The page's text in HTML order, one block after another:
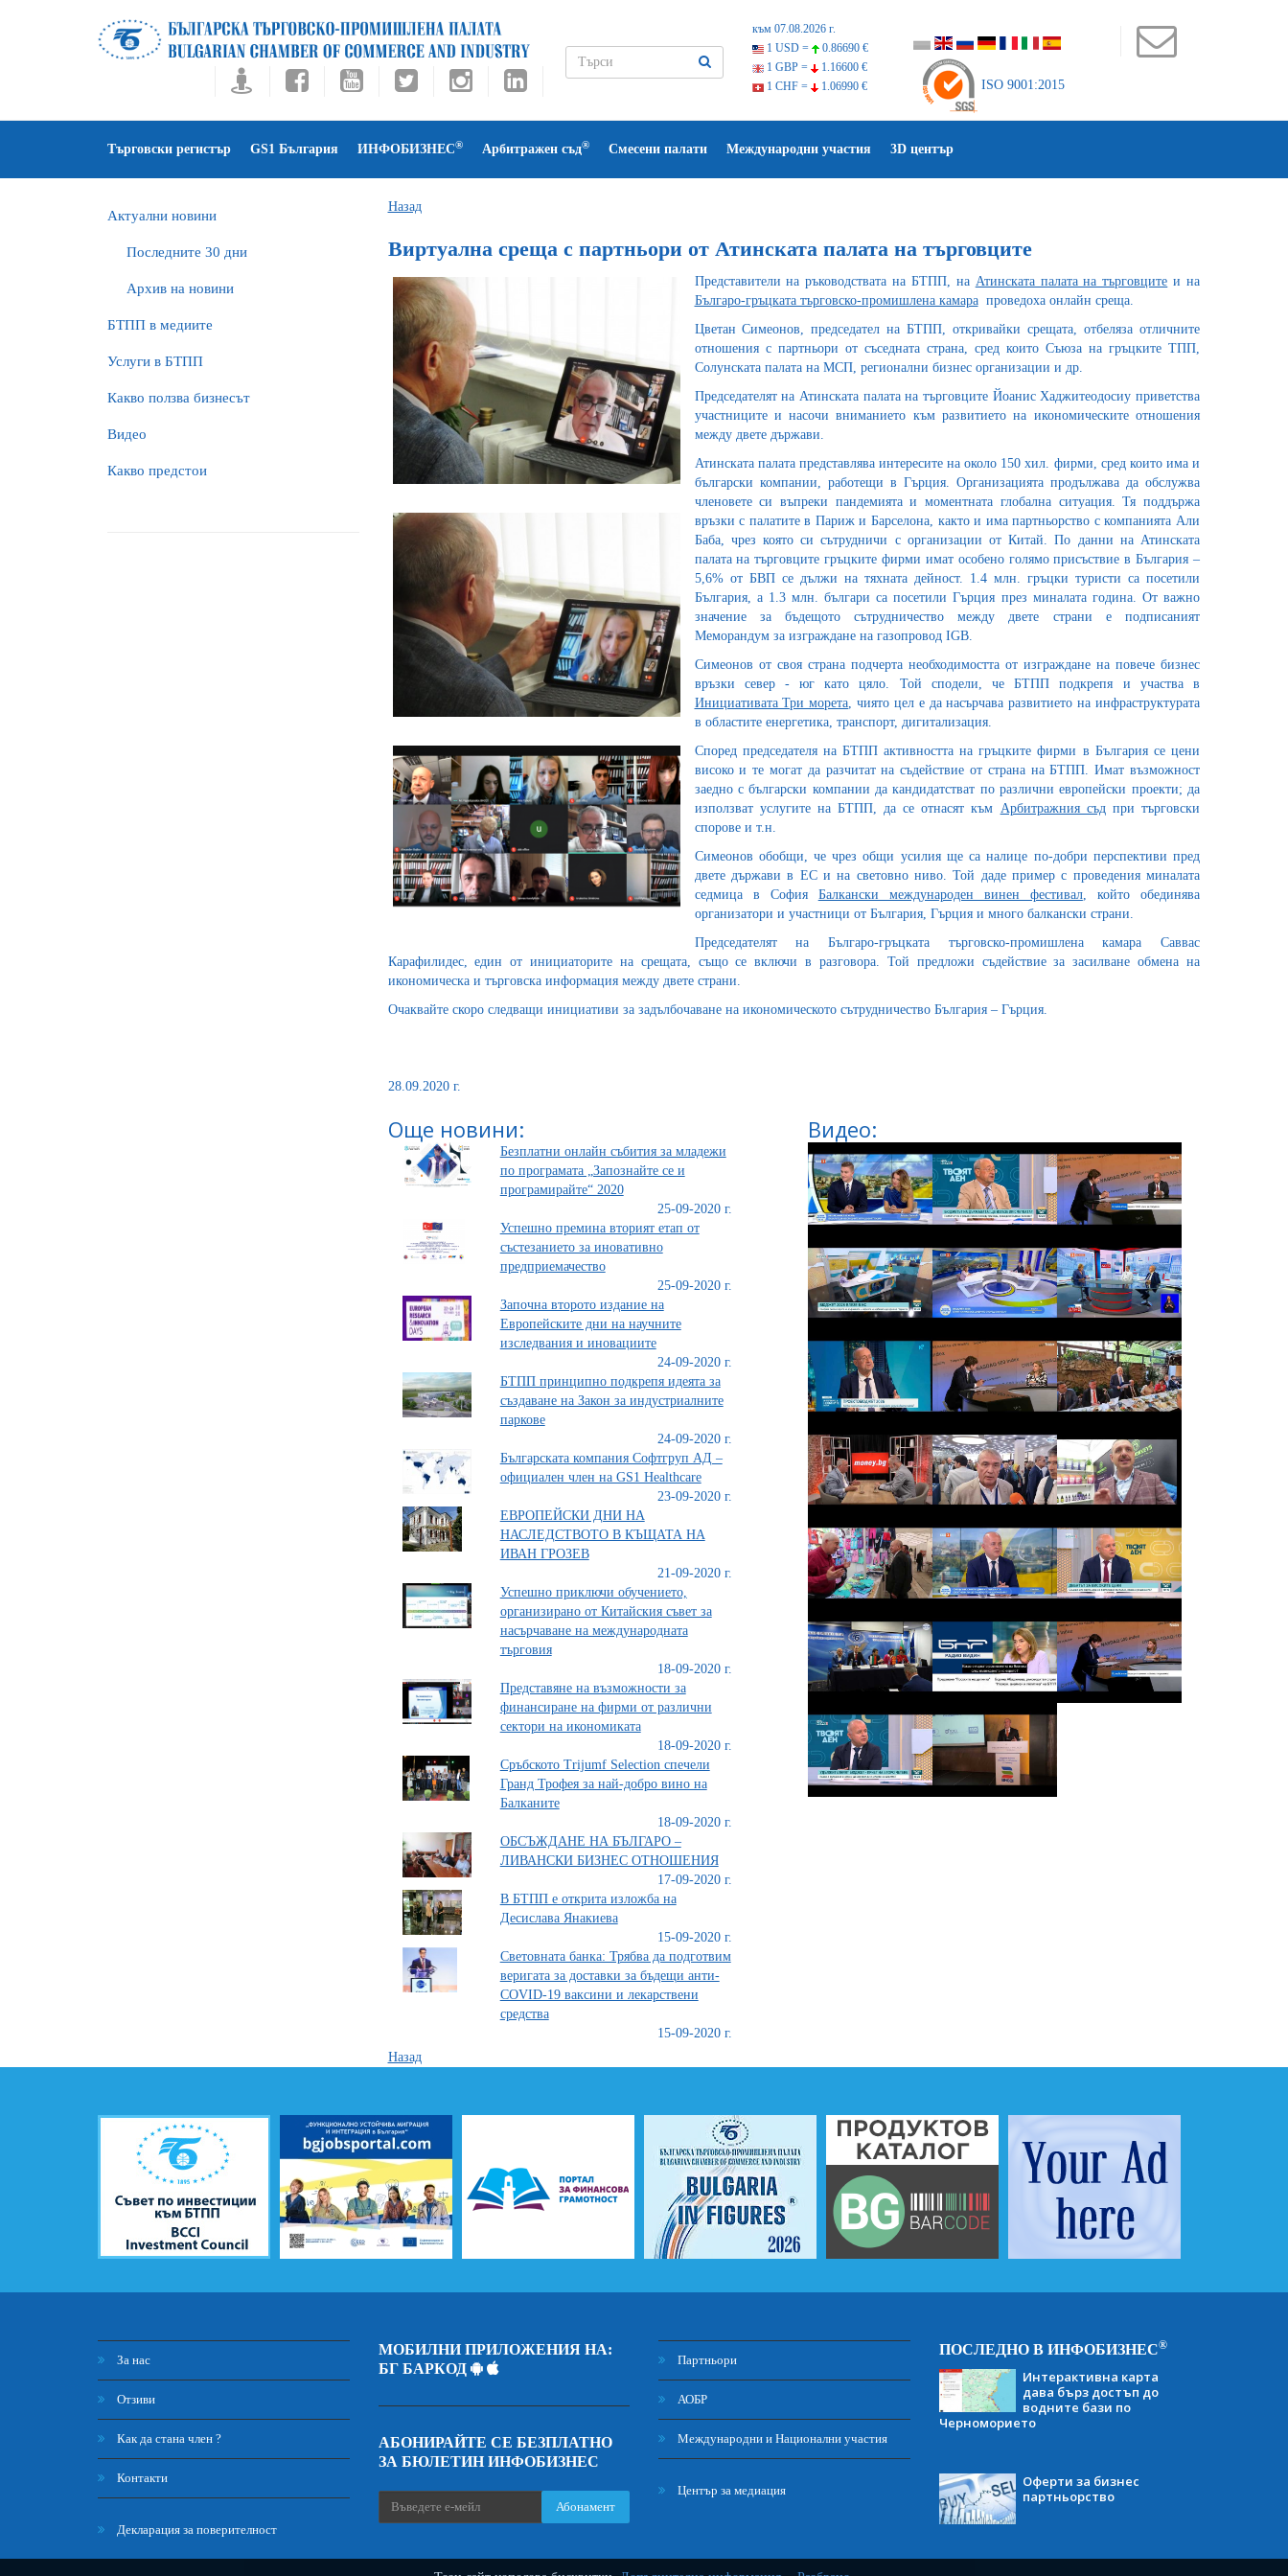
към 07.08.2026 г.
1 USD =
0.86690 €
1 GBP =
1.16600 €
1 CHF =
1.06990 € ISO 9001:2015
Търговски регистър GS1 България ИНФОБИЗНЕС® Арбитражен съд® Смесени палати Международни участия 3D център
Актуални новини
Последните 30 дни
Архив на новини
БTПП в медиите
Услуги в БТПП
Какво ползва бизнесът
Видео
Какво предстои
Назад
Виртуална среща с партньори от Атинската палата на търговците
Представители на ръководствата на БТПП, на Атинската палата на търговците и на
Българо-гръцката търговско-промишлена камарапроведоха онлайн среща.
Цветан Симеонов, председател на БТПП, откривайки срещата, отбеляза отличните
отношения с партньори от съседната страна, сред които Съюза на гръцките ТПП,
Солунската палата на МСП, регионални бизнес организации и др.
Председателят на Атинската палата на търговците Йоанис Хаджитеодосиу приветства
участниците и насочи вниманието към развитието на икономическите отношения
между двете държави.
Атинската палата представлява интересите на около 150 хил. фирми, сред които има и
български компании, работещи в Гърция. Организацията продължава да обслужва
членовете си въпреки пандемията и моментната глобална ситуация. Тя поддържа
връзки с палатите в Париж и Барселона, както и има партньорство с компанията Али
Баба, чрез която си сътрудничи с организации от Китай. По данни на Атинската
палата на търговците гръцките фирми имат особено голямо присъствие в България –
5,6% от БВП се дължи на тяхната дейност. 1.4 млн. гръцки туристи са посетили
България, а 1.3 млн. българи са посетили Гърция през миналата година. От важно
значение за бъдещото сътрудничество между двете страни е подписаният
Меморандум за изграждане на газопровод IGB.
Симеонов от своя страна подчерта необходимостта от изграждане на повече бизнес
връзки север - юг като цяло. Той сподели, че БТПП подкрепя и участва в
Инициативата Три морета, чиято цел е да насърчава развитието на инфраструктурата
в областите енергетика, транспорт, дигитализация.
Според председателя на БТПП активността на гръцките фирми в България се цени
високо и те могат да разчитат на съдействие от страна на БТПП. Имат възможност
заедно с български компании да кандидатстват по различни европейски проекти; да
използват услугите на БТПП, да се отнасят към Арбитражния съдпри търговски
спорове и т.н.
Симеонов обобщи, че чрез общи усилия ще са налице по-добри перспективи пред
двете държави в ЕС и на световно ниво. Той даде пример с проведения миналата
седмица в София Балкански международен винен фестивал, който обединява
организатори и участници от България, Гърция и много балкански страни.
Председателят на Българо-гръцката търговско-промишлена камара Саввас
Карафилидес, един от инициаторите на срещата, също се включи в разговора. Той предложи съдействие за засилване обмена на
икономическа и търговска информация между двете страни.
Очаквайте скоро следващи инициативи за задълбочаване на икономическото сътрудничество България – Гърция.
28.09.2020 г.
Още новини:
Безплатни онлайн събития за младежи
по програмата „Запознайте се и
програмирайте“ 2020
25-09-2020 г.
Успешно премина вторият етап от
състезанието за иновативно
предприемачество
25-09-2020 г.
Започна второто издание на
Европейските дни на научните
изследвания и иновациите
24-09-2020 г.
БТПП принципно подкрепя идеята за
създаване на Закон за индустриалните
паркове
24-09-2020 г.
Българската компания Софтгруп АД –
официален член на GS1 Healthcare
23-09-2020 г.
ЕВРОПЕЙСКИ ДНИ НА
НАСЛЕДСТВОТО В КЪЩАТА НА
ИВАН ГРОЗЕВ
21-09-2020 г.
Успешно приключи обучението,
организирано от Китайския съвет за
насърчаване на международната
търговия
18-09-2020 г.
Представяне на възможности за
финансиране на фирми от различни
сектори на икономиката
18-09-2020 г.
Сръбското Trijumf Selection спечели
Гранд Трофея за най-добро вино на
Балканите
18-09-2020 г.
ОБСЪЖДАНЕ НА БЪЛГАРО –
ЛИВАНСКИ БИЗНЕС ОТНОШЕНИЯ
17-09-2020 г.
В БТПП е открита изложба на
Десислава Янакиева
15-09-2020 г.
Световната банка: Трябва да подготвим
веригата за доставки за бъдещи анти-
COVID-19 ваксини и лекарствени
средства
15-09-2020 г.
Видео:
Назад
За нас
Отзиви
Как да стана член ?
Контакти
Декларация за поверителност
МОБИЛНИ ПРИЛОЖЕНИЯ НА:
БГ БАРКОД
АБОНИРАЙТЕ СЕ БЕЗПЛАТНО
ЗА БЮЛЕТИН ИНФОБИЗНЕС
Абонамент
Партньори
АОБР
Международни и Национални участия
Център за медиация
ПОСЛЕДНО В ИНФОБИЗНЕС®
Интерактивна карта
дава бърз достъп до
водните бази по
Черноморието
Оферти за бизнес
партньорство